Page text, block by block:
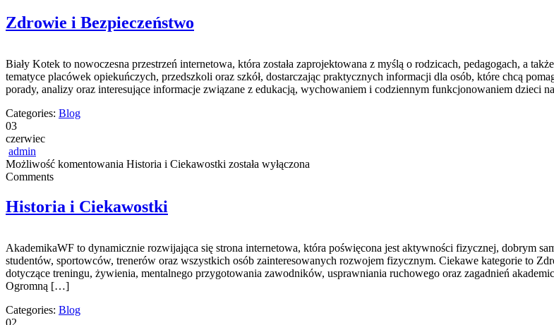
Zdrowie i Bezpieczeństwo
Biały Kotek to nowoczesna przestrzeń internetowa, która została zaprojektowana z myślą o rodzicach, pedagogach, a
tematyce placówek opiekuńczych, przedszkoli oraz szkół, dostarczając praktycznych informacji dla osób, które chcą
porady, analizy oraz interesujące informacje związane z edukacją, wychowaniem i codziennym funkcjonowaniem dzieci
Categories: Blog
03
czerwiec
admin
Możliwość komentowania Historia i Ciekawostki została wyłączona
Comments
Historia i Ciekawostki
AkademikaWF to dynamicznie rozwijająca się strona internetowa, która poświęcona jest aktywności fizycznej, dobrym
studentów, sportowców, trenerów oraz wszystkich osób zainteresowanych rozwojem fizycznym. Ciekawe kategorie to
dotyczące treningu, żywienia, mentalnego przygotowania zawodników, usprawniania ruchowego oraz zagadnień
Ogromną […]
Categories: Blog
02